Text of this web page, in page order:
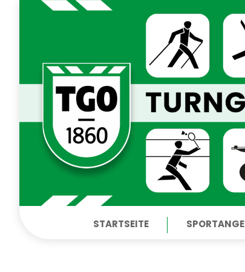
STARTSEITE